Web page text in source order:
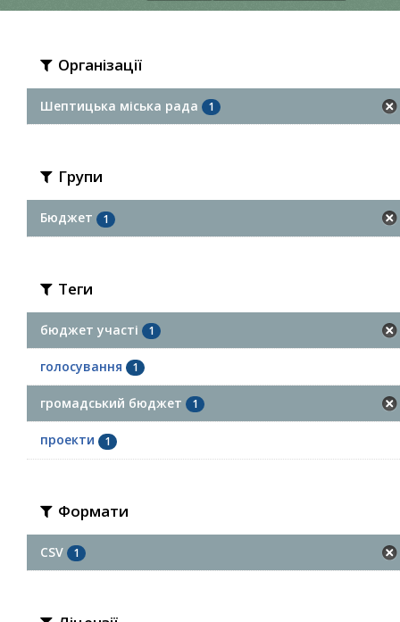
Організації
Шептицька міська рада 1
Групи
Бюджет 1
Теги
бюджет участі 1
голосування 1
громадський бюджет 1
проекти 1
Формати
CSV 1